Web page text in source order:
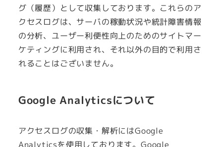
グ（履歴）として収集しております。これらのア
クセスログは、サーバの稼動状況や統計障害情報
の分析、ユーザー利便性向上のためのサイトマー
ケティングに利用され、それ以外の目的で利用さ
れることはございません。
Google Analyticsについて
アクセスログの収集・解析にはGoogle
Analyticsを使用しております。Google